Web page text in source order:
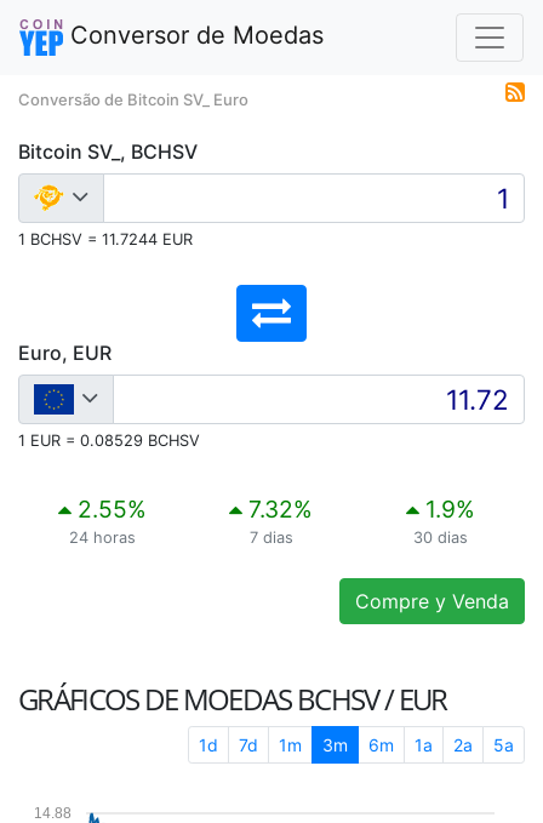
Conversor de Moedas
Conversão de Bitcoin SV_ Euro
Bitcoin SV_, BCHSV
1 BCHSV = 11.7244 EUR
Euro, EUR
1 EUR = 0.08529 BCHSV
2.55%
24 horas
7.32%
7 dias
1.9%
30 dias
Compre y Venda
GRÁFICOS DE MOEDASBCHSV / EUR
1d 7d 1m 3m 6m 1a 2a 5a
14.88